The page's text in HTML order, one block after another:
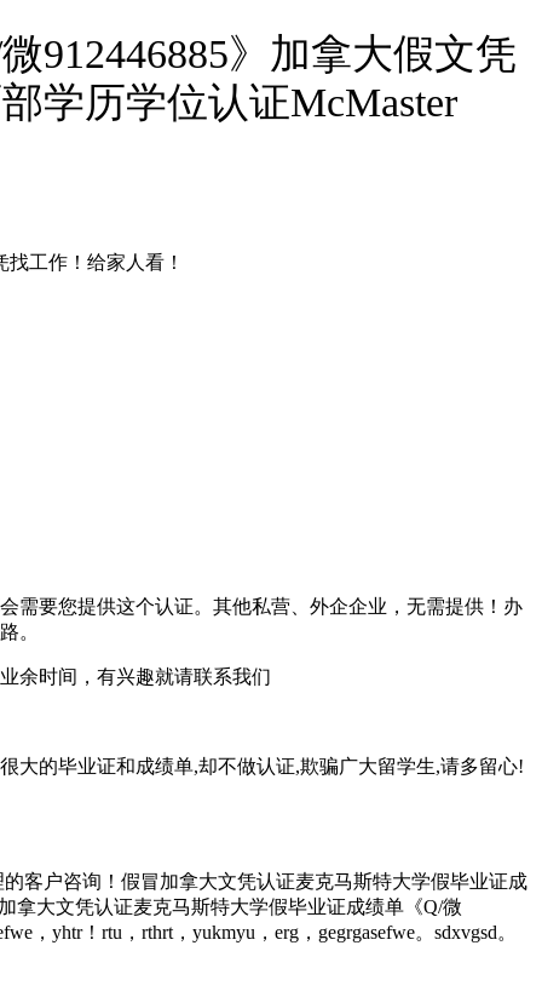
912446885》加拿大假文凭
学历学位认证McMaster
工作！给家人看！
需要您提供这个认证。其他私营、外企企业，无需提供！办
。
余时间，有兴趣就请联系我们
大的毕业证和成绩单,却不做认证,欺骗广大留学生,请多留心!
客户咨询！假冒加拿大文凭认证麦克马斯特大学假毕业证成
拿大文凭认证麦克马斯特大学假毕业证成绩单《Q/微
yhtr！rtu，rthrt，yukmyu，erg，gegrgasefwe。sdxvgsd。